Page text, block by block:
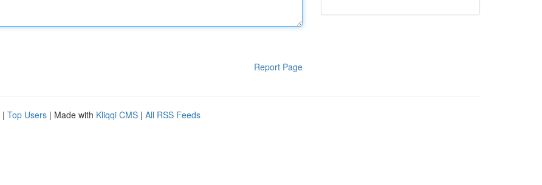
Report Page
| Top Users | Made with Kliqqi CMS | All RSS Feeds